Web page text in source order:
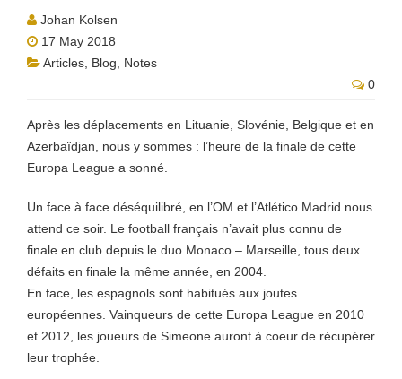
Johan Kolsen
17 May 2018
Articles Blog
Notes
0
Après les déplacements en Lituanie, Slovénie, Belgique et en
Azerbaïdjan, nous y sommes : l’heure de la finale de cette
Europa League a sonné.
Un face à face déséquilibré, en l’OM et l’Atlético Madrid nous
attend ce soir. Le football français n’avait plus connu de
finale en club depuis le duo Monaco – Marseille, tous deux
défaits en finale la même année, en 2004.
En face, les espagnols sont habitués aux joutes
européennes. Vainqueurs de cette Europa League en 2010
et 2012, les joueurs de Simeone auront à coeur de récupérer
leur trophée.